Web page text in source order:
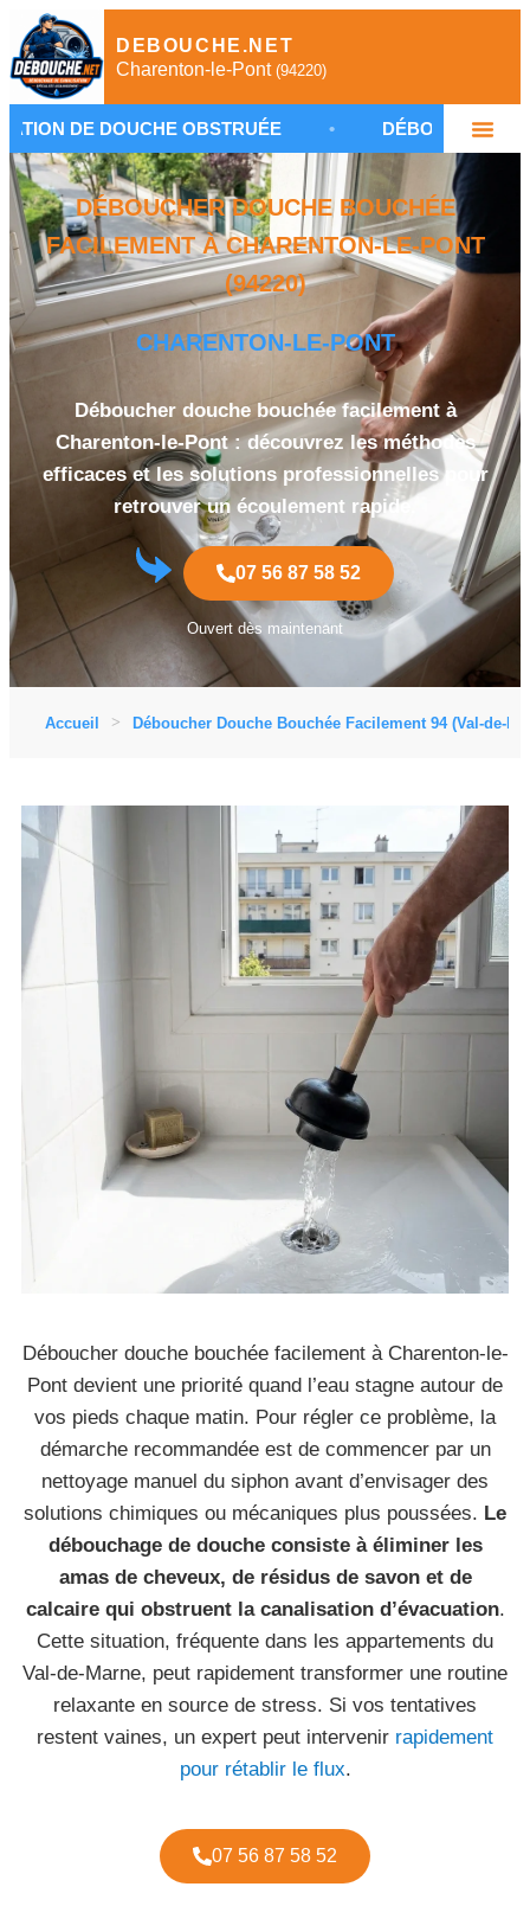
DEBOUCHE.NET
Charenton-le-Pont (94220)
OBSTRUÉE • DÉBOUCHAGE
DÉBOUCHER DOUCHE BOUCHÉE
FACILEMENT À CHARENTON-LE-PONT
(94220)
CHARENTON-LE-PONT
Déboucher douche bouchée facilement à
Charenton-le-Pont : découvrez les méthodes
efficaces et les solutions professionnelles pour
retrouver un écoulement rapide.
07 56 87 58 52
Ouvert dès maintenant
Accueil Déboucher Douche Bouchée Facilement 94 (Val-de-
Déboucher douche bouchée facilement à Charenton-le-
Pont devient une priorité quand l’eau stagne autour de
vos pieds chaque matin. Pour régler ce problème, la
démarche recommandée est de commencer par un
nettoyage manuel du siphon avant d’envisager des
solutions chimiques ou mécaniques plus poussées. Le
débouchage de douche consiste à éliminer les
amas de cheveux, de résidus de savon et de
calcaire qui obstruent la canalisation d’évacuation.
Cette situation, fréquente dans les appartements du
Val-de-Marne, peut rapidement transformer une routine
relaxante en source de stress. Si vos tentatives
restent vaines, un expert peut intervenir rapidement
pour rétablir le flux.
07 56 87 58 52